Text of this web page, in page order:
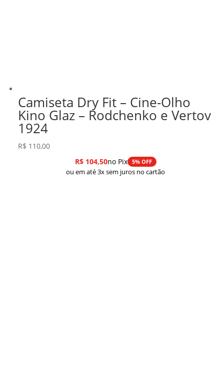
Camiseta Dry Fit – Cine-Olho
Kino Glaz – Rodchenko e Vertov
1924
R$ 110,00
R$104,50no Pix 5% OFF
ou em até 3x sem juros no cartão